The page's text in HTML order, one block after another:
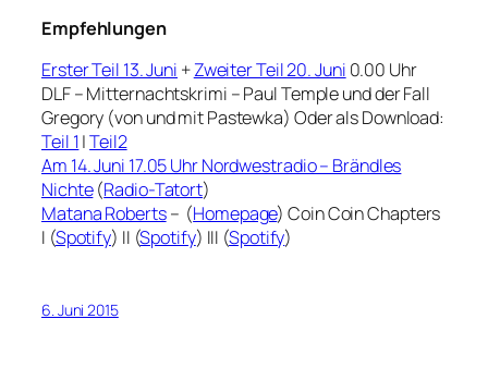
Empfehlungen
Erster Teil 13. Juni +Zweiter Teil 20. Juni 0.00 Uhr
DLF – Mitternachtskrimi – Paul Temple und der Fall
Gregory (von und mit Pastewka) Oder als Download:
Teil 1|Teil2
Am 14. Juni 17.05 Uhr Nordwestradio – Brändles
Nichte(Radio-Tatort)
Matana Roberts– (Homepage) Coin Coin Chapters
I (Spotify) II (Spotify) III (Spotify)
6. Juni 2015